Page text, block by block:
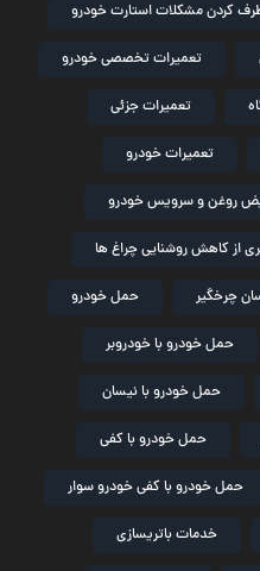
کردن مشکلات استارت خودرو
تعمیرات تخصصی خودرو
تعمیرات جزئی
تعمیرات خودرو
روغن و سرویس خودرو
از کاهش روشنایی چراغ ها
چرخگیر حمل خودرو
حمل خودرو با خودروبر
حمل خودرو با نیسان
حمل خودرو با کفی
حمل خودرو با کفی خودرو سوار
خدمات باتریسازی